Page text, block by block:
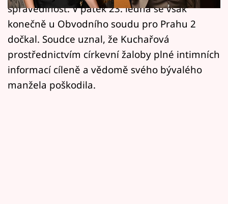
Pořady
Mámy sobě
Přihlášení
spravedlnost. V pátek 23. ledna se však
konečně u Obvodního soudu pro Prahu 2
dočkal. Soudce uznal, že Kuchařová
prostřednictvím církevní žaloby plné intimních
informací cíleně a vědomě svého bývalého
manžela poškodila.